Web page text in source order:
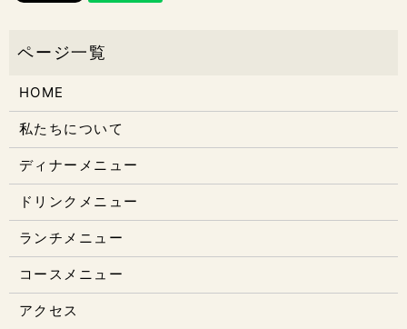
HOME
私たちについて
ディナーメニュー
ドリンクメニュー
ランチメニュー
コースメニュー
アクセス